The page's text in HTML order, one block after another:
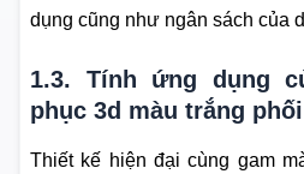
dụng cũng như ngân sách của
1.3. Tính ứng dụng
phục 3d màu trắng
Thiết kế hiện đại cùng gam